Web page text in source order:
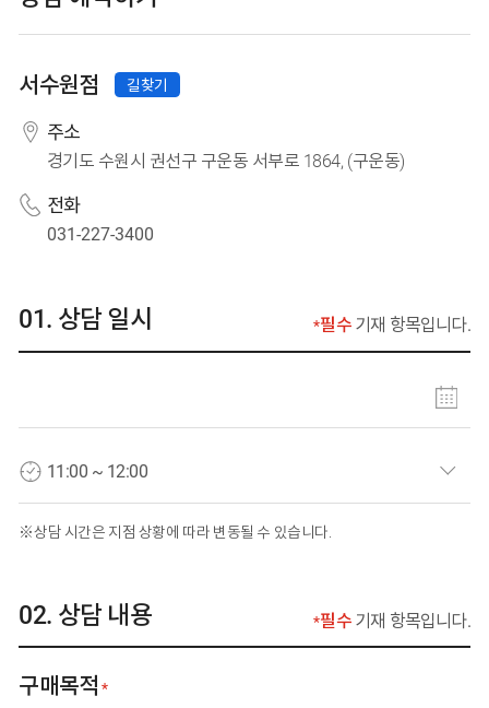
서수원점
서수원점 길찾기
주소
경기도 수원시 권선구 구운동 서부로 1864, (구운동)
전화
031-227-3400
상담 일시 필수기재 항목입니다.
상담 시간은 지점 상황에 따라 변동될 수 있습니다.
상담 내용 필수기재 항목입니다.
구매목적 필수 입력 사항